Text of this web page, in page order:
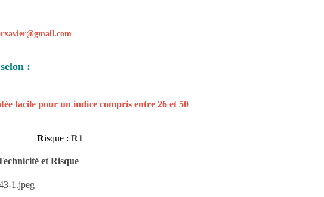
:
facile pour un indice compris entre 26 et 50
Risque : R1
et Risque